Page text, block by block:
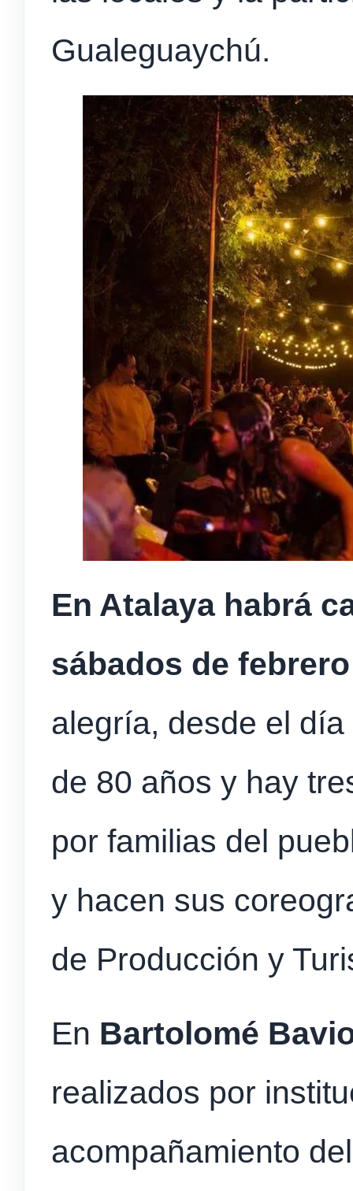
Gualeguaychú.
En Atalaya habrá
sábados de
alegría, desde el
de 80 años y hay
por familias del
y hacen sus
de Producción y
En Bartolomé
realizados por
acompañamiento